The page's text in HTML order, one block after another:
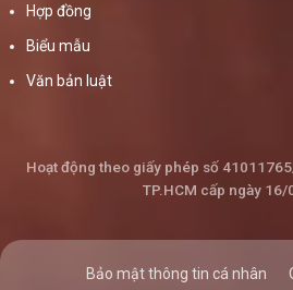
Hợp đồng
Biểu mẫu
Văn bản luật
Hoạt động theo giấy phép số
TP.HCM cấp ngày
Bảo mật thông tin cá nhân